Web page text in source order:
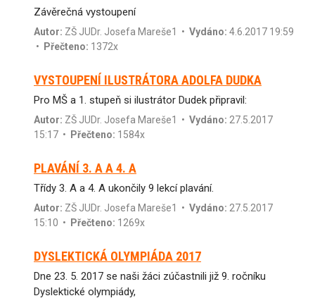
Závěrečná vystoupení
Autor: ZŠ JUDr. Josefa Mareše1 • Vydáno: 4.6.2017 19:59
•
Přečteno: 1372x
VYSTOUPENÍ ILUSTRÁTORA ADOLFA DUDKA
Pro MŠ a 1. stupeň si ilustrátor Dudek připravil:
Autor: ZŠ JUDr. Josefa Mareše1 • Vydáno: 27.5.2017
15:17 •
Přečteno: 1584x
PLAVÁNÍ 3. A A 4. A
Třídy 3. A a 4. A ukončily 9 lekcí plavání.
Autor: ZŠ JUDr. Josefa Mareše1 • Vydáno: 27.5.2017
15:10 •
Přečteno: 1269x
DYSLEKTICKÁ OLYMPIÁDA 2017
Dne 23. 5. 2017 se naši žáci zúčastnili již 9. ročníku
Dyslektické olympiády,